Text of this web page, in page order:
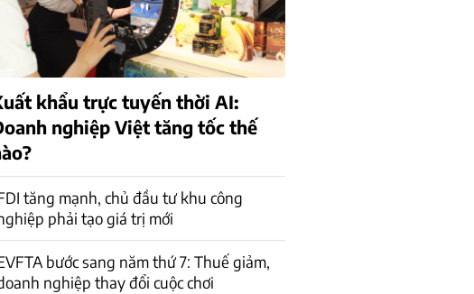
khẩu trực tuyến thời AI:
nghiệp Việt tăng tốc thế
tăng mạnh, chủ đầu tư khu công
phải tạo giá trị mới
bước sang năm thứ 7: Thuế giảm,
nghiệp thay đổi cuộc chơi